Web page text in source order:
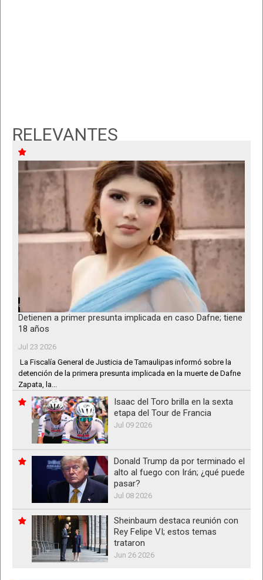
RELEVANTES
Detienen a primer presunta implicada en caso Dafne; tiene
18 años
Jul 23 2026
La Fiscalía General de Justicia de Tamaulipas informó sobre la
detención de la primera presunta implicada en la muerte de Dafne
Zapata, la...
Isaac del Toro brilla en la sexta
etapa del Tour de Francia
Jul 09 2026
Donald Trump da por terminado el
alto al fuego con Irán; ¿qué puede
pasar?
Jul 08 2026
Sheinbaum destaca reunión con
Rey Felipe VI; estos temas
trataron
Jun 26 2026